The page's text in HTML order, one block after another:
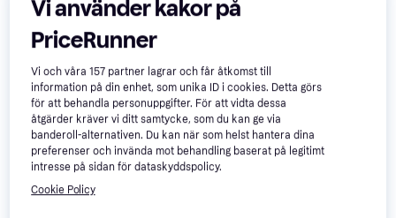
Intel CPU Core i9 10900E 10-
Vi använder kakor på
PriceRunner
Vi och våra157 partner lagrar och får åtkomst till
information på din enhet, som unika ID i cookies. Detta görs
för att behandla personuppgifter. För att vidta dessa
åtgärder kräver vi ditt samtycke, som du kan ge via
banderoll-alternativen. Du kan när som helst hantera dina
preferenser och invända mot behandling baserat på legitimt
intresse på sidan för dataskyddspolicy.
Cookie Policy